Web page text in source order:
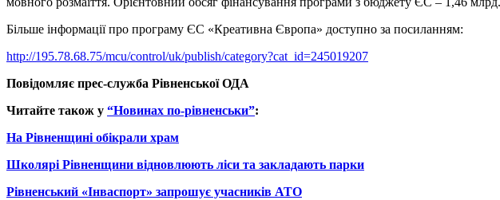
Більше інформації про програму ЄС «Креативна Європа» доступно за посиланням:
http://195.78.68.75/mcu/control/uk/publish/category?cat_id=245019207
Повідомляє прес-служба Рівненської ОДА
Читайте також у “Новинах по-рівненськи”:
На Рівненщині обікрали храм
Школярі Рівненщини відновлюють ліси та закладають парки
Рівненський «Інваспорт» запрошує учасників АТО